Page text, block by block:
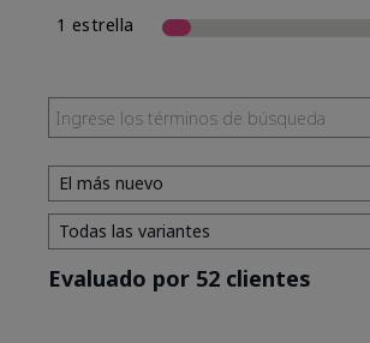
1 estrella
Evaluado por 52 clientes